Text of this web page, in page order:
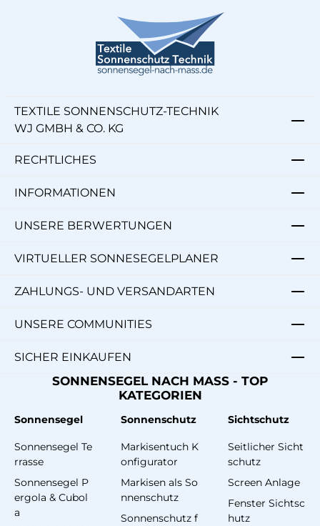
TEXTILE SONNENSCHUTZ-TECHNIK
WJ GMBH & CO. KG
RECHTLICHES
INFORMATIONEN
UNSERE BERWERTUNGEN
VIRTUELLER SONNESEGELPLANER
ZAHLUNGS- UND VERSANDARTEN
UNSERE COMMUNITIES
SICHER EINKAUFEN
SONNENSEGEL NACH MASS - TOP
KATEGORIEN
Sonnensegel
Sonnensegel Te
rrasse
Sonnensegel P
ergola & Cubol
a
Sonnenschutz
Markisentuch K
onfigurator
Markisen als So
nnenschutz
Sonnenschutz f
Sichtschutz
Seitlicher Sicht
schutz
Screen Anlage
Fenster Sichtsc
hutz